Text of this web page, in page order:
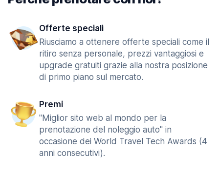
Offerte speciali
Riusciamo a ottenere offerte speciali come il
ritiro senza personale, prezzi vantaggiosi e
upgrade gratuiti grazie alla nostra posizione
di primo piano sul mercato.
Premi
"Miglior sito web al mondo per la
prenotazione del noleggio auto" in
occasione dei World Travel Tech Awards (4
anni consecutivi).